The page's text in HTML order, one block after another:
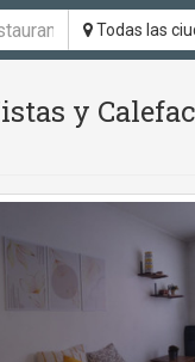
Todas las
y